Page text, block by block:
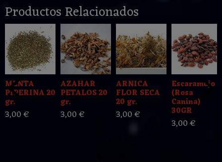
Productos Relacionados
MENTA
PIPERINA 20
gr.
3,00 €
AZAHAR
PETALOS 20
gr.
3,00 €
ARNICA
FLOR SECA
20 gr.
3,00 €
Escaramujo
(Rosa
Canina)
30GR
3,00 €